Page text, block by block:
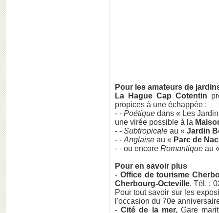
Pour les amateurs de
La Hague Cap Cotentin
propices à une échappée :
- - Poétique dans « Les
une virée possible à la
- - Subtropicale au « Jardin
- - Anglaise au « Parc de
- - ou encore Romantique au
Pour en savoir plus
- Office de tourisme
Cherbourg-Octeville. Tél. :
Pour tout savoir sur les
l'occasion du 70e
-Cité de la mer,Gare